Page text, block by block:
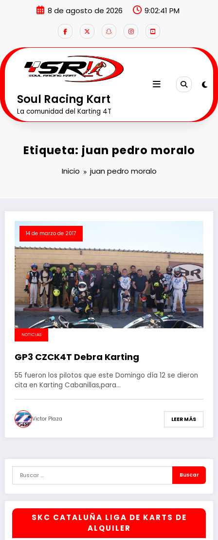
8 de agosto de 2026 9:02:41 PM
Soul Racing Kart
La comunidad del Karting 4T
Etiqueta: juan pedro moralo
Inicio juan pedro moralo
14 de marzo de 2017
NOTICIAS
GP3 CZCK4T Debra Karting
55 fueron los pilotos que este Domingo día 12 se dieron
cita en Karting Cabanillas,para…
Victor Plaza LEER MÁS
SKC CATALUÑA LIGA DE KARTS DE
ALQUILER